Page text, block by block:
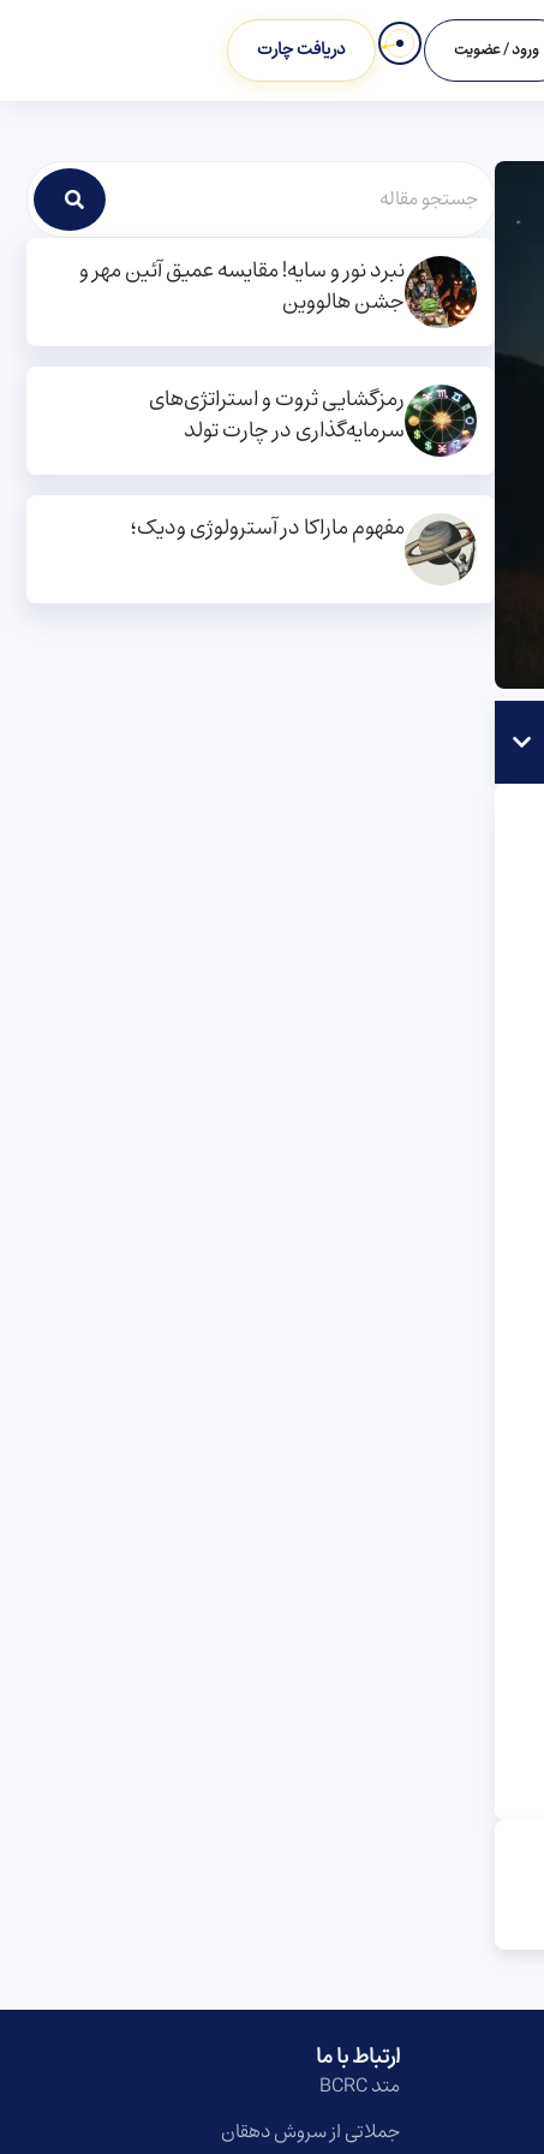
ورود / عضویت دریافت چارت
نبرد نور و سایه! مقایسه عمیق آئین مهر و
جشن هالووین
رمزگشایی ثروت و استراتژی‌های
سرمایه‌گذاری در چارت تولد
مفهوم ماراکا در آسترولوژی ودیک؛
ارتباط با ما
متد BCRC
جملاتی از سروش دهقان